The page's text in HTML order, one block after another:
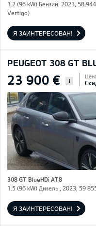
1.2 (96 kW) Бензин, 2023, 58
Vertigo)
Я ЗАИНТЕРЕСОВАН!
PEUGEOT 308 GT
23 900 € i
308 GT BlueHDi AT8
1.5 (96 kW) Дизель , 2023, 59
Я ЗАИНТЕРЕСОВАН!